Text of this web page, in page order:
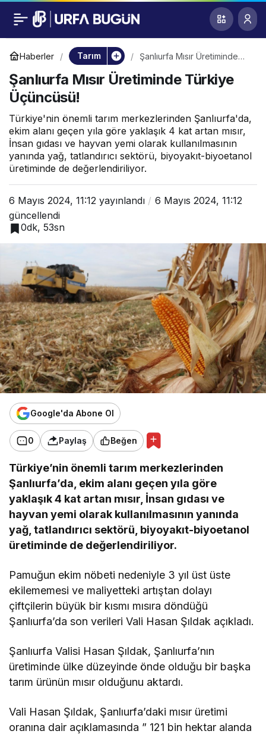
Haberler Tarım
Şanlıurfa Mısır Üretiminde
Şanlıurfa Mısır Üretiminde Türkiye
Üçüncüsü!
Türkiye'nin önemli tarım merkezlerinden Şanlıurfa'da,
ekim alanı geçen yıla göre yaklaşık 4 kat artan mısır,
İnsan gıdası ve hayvan yemi olarak kullanılmasının
yanında yağ, tatlandırıcı sektörü, biyoyakıt-biyoetanol
üretiminde de değerlendiriliyor.
6 Mayıs 2024, 11:12 yayınlandı
6 Mayıs 2024, 11:12
güncellendi
0dk, 53sn
Google'da Abone Ol
0 Paylaş Beğen
Türkiye’nin önemli tarım merkezlerinden
Şanlıurfa’da, ekim alanı geçen yıla göre
yaklaşık 4 kat artan mısır, İnsan gıdası ve
hayvan yemi olarak kullanılmasının yanında
yağ, tatlandırıcı sektörü, biyoyakıt-biyoetanol
üretiminde de değerlendiriliyor.
Pamuğun ekim nöbeti nedeniyle 3 yıl üst üste
ekilememesi ve maliyetteki artıştan dolayı
çiftçilerin büyük bir kısmı mısıra döndüğü
Şanlıurfa’da son verileri Vali Hasan Şıldak açıkladı.
Şanlıurfa Valisi Hasan Şıldak, Şanlıurfa’nın
üretiminde ülke düzeyinde önde olduğu bir başka
tarım ürünün mısır olduğunu aktardı.
Vali Hasan Şıldak, Şanlıurfa’daki mısır üretimi
oranına dair açıklamasında ” 121 bin hektar alanda
Şanlıurfa Mısır
Üretiminde Türkiye
Üçüncüsü!
0